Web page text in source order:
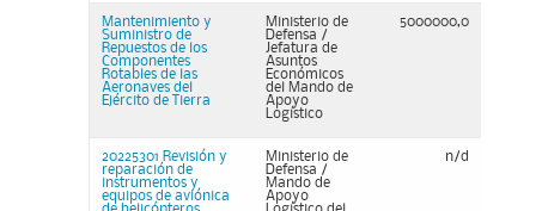
Mantenimiento y
Suministro de
Repuestos de los
Componentes
Rotables de las
Aeronaves del
Ejército de Tierra
Ministerio de
Defensa /
Jefatura de
Asuntos
Económicos
del Mando de
Apoyo
Logístico
5000000,0
20225301 Revisión y
reparación de
instrumentos y
equipos de aviónica
Ministerio de
Defensa /
Mando de
Apoyo
n/d